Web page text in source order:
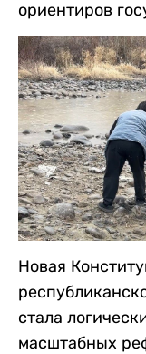
ориентиров
Новая
стала
масштабных